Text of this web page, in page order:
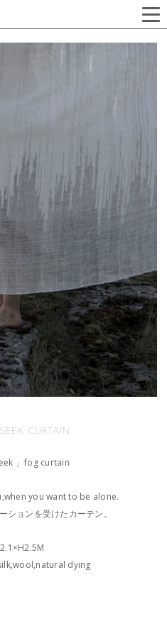
CURTAIN
」fog curtain
you want to be alone.
ションを受けたカーテン。
dying